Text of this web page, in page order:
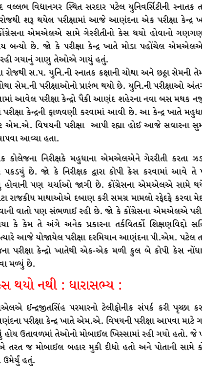
વિદ્યાનગર સ્થિત સરદાર પટેલ યુનિવર્સિટીની સ્નાતક
રોજથી શરૂ થયેલ પરીક્ષામાં આજે આણંદના એક પરીક્ષા કેન્દ્ર
એમએલએ સામે ગેરરીતીનો કેસ થયો હોવાનો
બન્યો છે. જો કે પરીક્ષા કેન્દ્ર ખાતે મોડા પહોંચેલ
રહી ગયાનું ગાણુ તેઓએ ગાયું હતું.
સ.પ. યુનિ.ની સ્નાતક કક્ષાની ચોથા અને છઠ્ઠા સેમની
સેમ.ની પરીક્ષાઓનો પ્રારંભ થયો છે. યુનિ.ની પરીક્ષાઓ
આવેલ પરીક્ષા કેન્દ્રો પૈકી આણંદ શહેરના નવા બસ મથક
કેન્દ્રની ફાળવણી કરવામાં આવી છે. આ કેન્દ્ર ખાતે
એમ.એ. વિષયની પરીક્ષા આપી રહ્યા હોઈ આજે સવારના
આપવા આવ્યા હતા.
કોલેજના નિરીક્ષકે મહુધાના એમએલએને ગેરરીતી કરતા
છે. જો કે નિરીક્ષક દ્વારા કોપી કેસ કરવામાં આવે તે
હોવાની પણ ચર્ચાઓ જાગી છે. કોંગ્રેસના એમએલએ સામે
રાજકીય માથાઓએ દબાણ કરી સમગ્ર મામલો રફેદફે કરવા
વાતો પણ સંભળાઈ રહી છે. જો કે કોંગ્રેસના એમએલએ
કે કેમ તે અંગે અનેક પ્રકારના તર્કવિતર્કો શિક્ષણવિદ્દો
ત્યારે આજે યોજાયેલ પરીક્ષા દરમિયાન આણંદના પી.એમ. પટેલ
પરીક્ષા કેન્દ્રો ખાતેથી એક-એક મળી કુલ બે કોપી કેસ
મળ્યું છે.
થયો નથી : ધારાસભ્ય :
પરમારનો ટેલીફોનીક સંપર્ક કરી પૃચ્છા
કેન્દ્ર ખાતે એમ.એ. વિષયની પરીક્ષા આપવા માટે
હોય ઉતાવળમાં તેઓનો મોબાઈલ ખિસ્સામાં રહી ગયો હતો. જે
તરત જ મોબાઈલ બહાર મુકી દીધો હતો અને પોતાની સામે
હતું.